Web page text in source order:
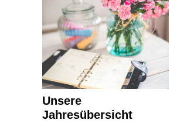
Unsere
Jahresübersicht